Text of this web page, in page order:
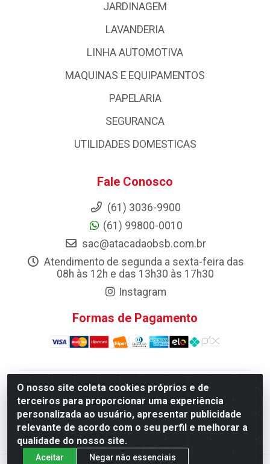
O nosso site coleta cookies próprios e de
terceiros para proporcionar uma experiência
personalizada ao usuário, apresentar publicidade
relevante de acordo com o seu perfil e melhorar a
qualidade do nosso site.
Aceitar Negar não essenciais
JARDINAGEM
LAVANDERIA
LINHA AUTOMOTIVA
MAQUINAS E EQUIPAMENTOS
PAPELARIA
SEGURANCA
UTILIDADES DOMESTICAS
Fale Conosco
(61) 3036-9900
(61) 99800-0010
sac@atacadaobsb.com.br
Atendimento de segunda a sexta-feira das
08h às 12h e das 13h30 às 17h30
Instagram
Formas de Pagamento
Atacadao da Limpeza F. Pereira Queiroz Comercio e
Distribuicao LTDA - Quadra Qi 10 Lotes 39 e, 41 - Setor
Industrial (Taguatinga), Brasília/DF - CEP 72.135-100 -
CNPJ 13.184.675/0001-80